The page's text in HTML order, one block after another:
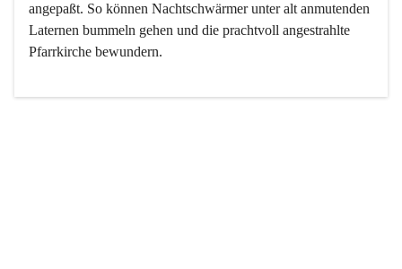
angepaßt. So können Nachtschwärmer unter alt anmutenden
Laternen bummeln gehen und die prachtvoll angestrahlte
Pfarrkirche bewundern.
Der Weinbau dominert heute nicht mehr, ist aber integrativer